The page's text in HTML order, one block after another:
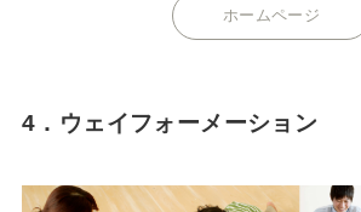
ホームページ
4．ウェイフォーメーション